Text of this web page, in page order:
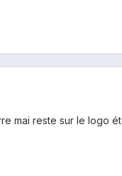
mai reste sur le logo